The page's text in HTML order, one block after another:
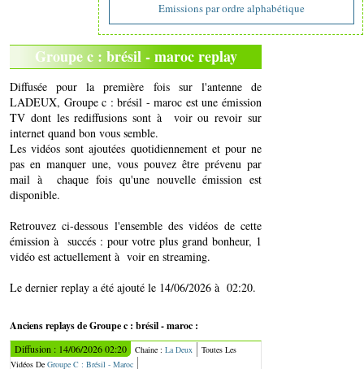
Emissions par ordre alphabétique
Groupe c : brésil - maroc replay
Diffusée pour la première fois sur l'antenne de
LADEUX, Groupe c : brésil - maroc est une émission
TV dont les rediffusions sont à voir ou revoir sur
internet quand bon vous semble.
Les vidéos sont ajoutées quotidiennement et pour ne
pas en manquer une, vous pouvez être prévenu par
mail à chaque fois qu'une nouvelle émission est
disponible.
Retrouvez ci-dessous l'ensemble des vidéos de cette
émission à succés : pour votre plus grand bonheur, 1
vidéo est actuellement à voir en streaming.
Le dernier replay a été ajouté le 14/06/2026 à 02:20.
Anciens replays de Groupe c : brésil - maroc :
Diffusion : 14/06/2026 02:20 Chaine : La Deux
Toutes Les
Vidéos De Groupe C : Brésil - Maroc